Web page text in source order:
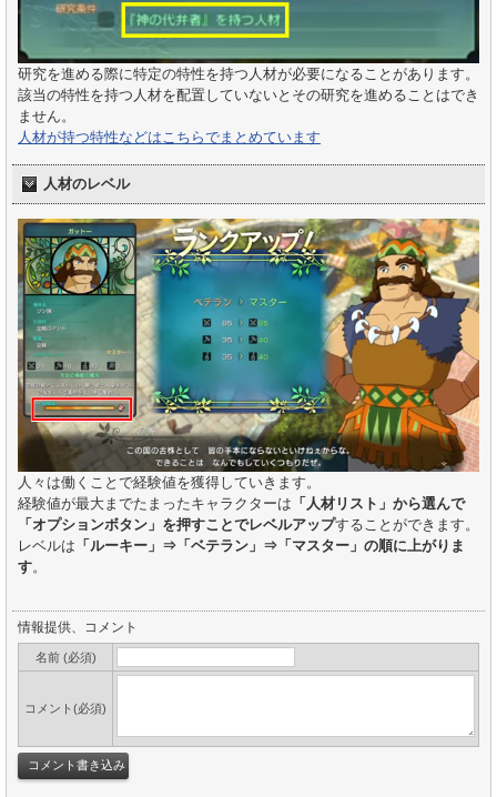
研究を進める際に特定の特性を持つ人材が必要になることがあります。
該当の特性を持つ人材を配置していないとその研究を進めることはでき
ません。
人材が持つ特性などはこちらでまとめています
人材のレベル
人々は働くことで経験値を獲得していきます。
経験値が最大までたまったキャラクターは 「人材リスト」から選んで
「オプションボタン」を押すことでレベルアップすることができます。
レベルは 「ルーキー」⇒「ベテラン」⇒「マスター」の順に上がりま
す。
情報提供、コメント
名前 (必須)
コメント(必須)